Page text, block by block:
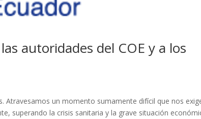
autoridades del COE y a los
Atravesamos un momento sumamente difícil que nos
superando la crisis sanitaria y la grave situación